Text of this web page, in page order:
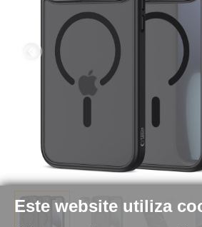
Este website utiliza